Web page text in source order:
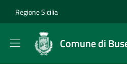
Regione Sicilia
Comune di